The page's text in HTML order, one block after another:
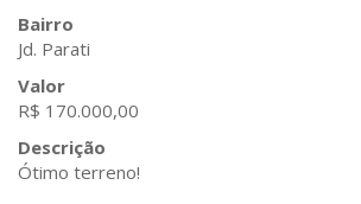
Bairro
Jd. Parati
Valor
R$ 170.000,00
Descrição
Ótimo terreno!